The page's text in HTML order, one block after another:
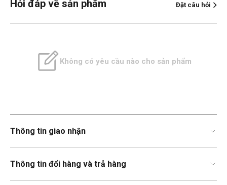
Hỏi đáp về sản phẩm Đặt câu hỏi
Không có yêu cầu nào cho sản phẩm
Thông tin giao nhận
Thông tin đổi hàng và trả hàng